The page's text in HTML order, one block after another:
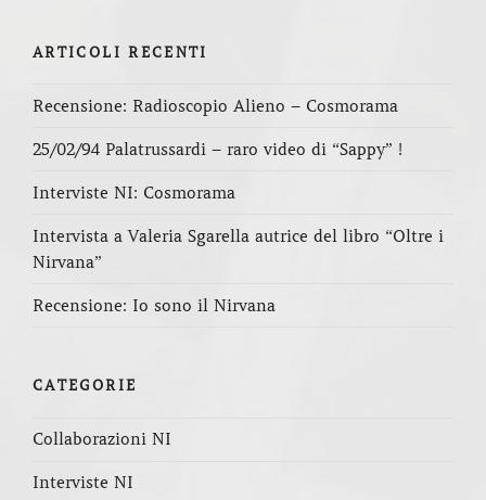
ARTICOLI RECENTI
Recensione: Radioscopio Alieno – Cosmorama
25/02/94 Palatrussardi – raro video di “Sappy” !
Interviste NI: Cosmorama
Intervista a Valeria Sgarella autrice del libro “Oltre i
Nirvana”
Recensione: Io sono il Nirvana
CATEGORIE
Collaborazioni NI
Interviste NI